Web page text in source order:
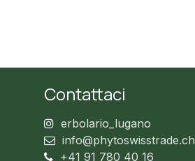
Contattaci
erbolario_lugano
info@phytoswisstrade.ch
+41 91 780 40 16